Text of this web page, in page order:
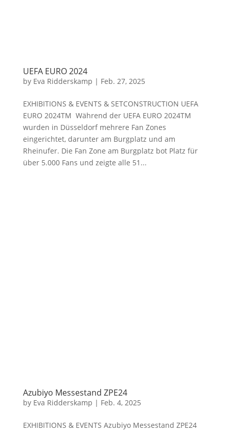
UEFA EURO 2024
by Eva Ridderskamp | Feb. 27, 2025
EXHIBITIONS & EVENTS & SETCONSTRUCTION UEFA
EURO 2024TM Während der UEFA EURO 2024TM
wurden in Düsseldorf mehrere Fan Zones
eingerichtet, darunter am Burgplatz und am
Rheinufer. Die Fan Zone am Burgplatz bot Platz für
über 5.000 Fans und zeigte alle 51...
Azubiyo Messestand ZPE24
by Eva Ridderskamp | Feb. 4, 2025
EXHIBITIONS & EVENTS Azubiyo Messestand ZPE24